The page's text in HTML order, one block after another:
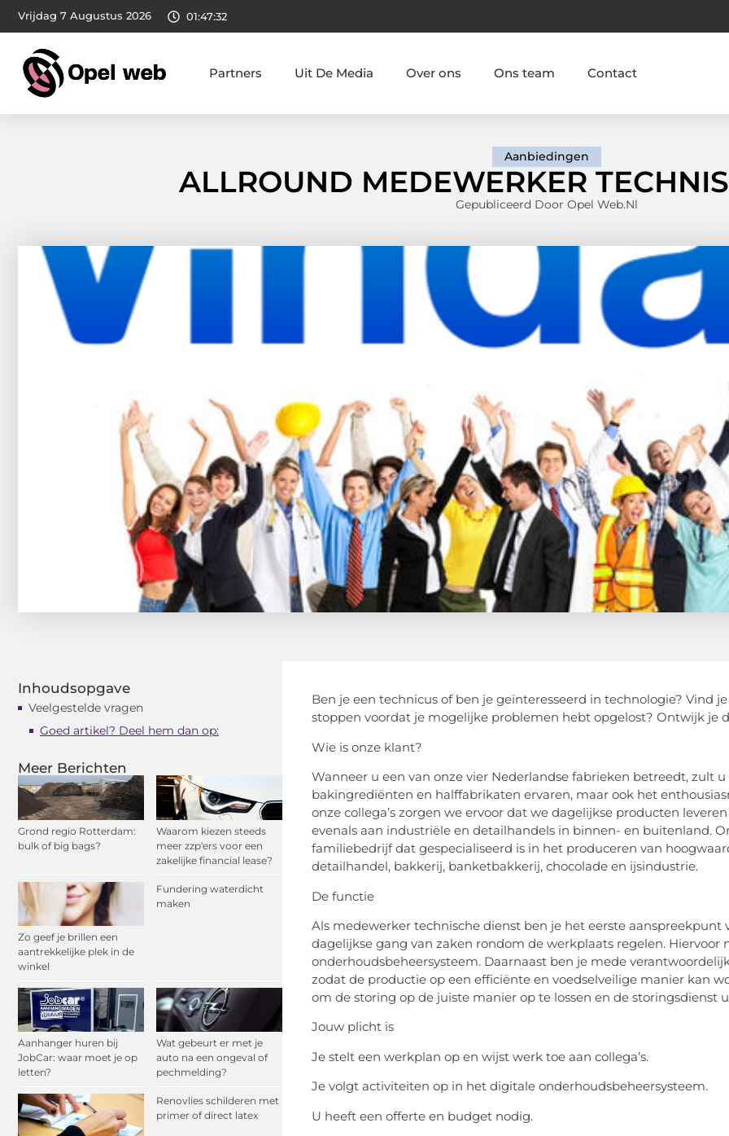
Vrijdag 7 Augustus 2026 01:47:34
Partners Uit De Media Over ons Ons team Contact
Aanbiedingen
ALLROUND MEDEWERKER
Gepubliceerd Door Opel Web.nl
Inhoudsopgave
Veelgestelde vragen
Goed artikel? Deel hem dan op:
Meer Berichten
Grond regio Rotterdam:
bulk of big bags?
Waarom kiezen steeds
meer zzp'ers voor een
zakelijke financial lease?
Zo geef je brillen een
aantrekkelijke plek in de
winkel
Fundering waterdicht
maken
Aanhanger huren bij
JobCar: waar moet je op
letten?
Wat gebeurt er met je
auto na een ongeval of
pechmelding?
Renovlies schilderen met
primer of direct latex
Ben je een technicus of ben je geïnteresseerd in technologie? Vind
stoppen voordat je mogelijke problemen hebt opgelost? Ontwijk je
Wie is onze klant?
Wanneer u een van onze vier Nederlandse fabrieken betreedt, zult
bakingrediënten en halffabrikaten ervaren, maar ook het
onze collega’s zorgen we ervoor dat we dagelijkse producten
evenals aan industriële en detailhandels in binnen- en buitenland.
familiebedrijf dat gespecialiseerd is in het produceren van
detailhandel, bakkerij, banketbakkerij, chocolade en ijsindustrie.
De functie
Als medewerker technische dienst ben je het eerste aanspreekpunt
dagelijkse gang van zaken rondom de werkplaats regelen.
onderhoudsbeheersysteem. Daarnaast ben je mede
zodat de productie op een efficiënte en voedselveilige manier kan
om de storing op de juiste manier op te lossen en de storingsdienst
Jouw plicht is
Je stelt een werkplan op en wijst werk toe aan collega’s.
Je volgt activiteiten op in het digitale onderhoudsbeheersysteem.
U heeft een offerte en budget nodig.